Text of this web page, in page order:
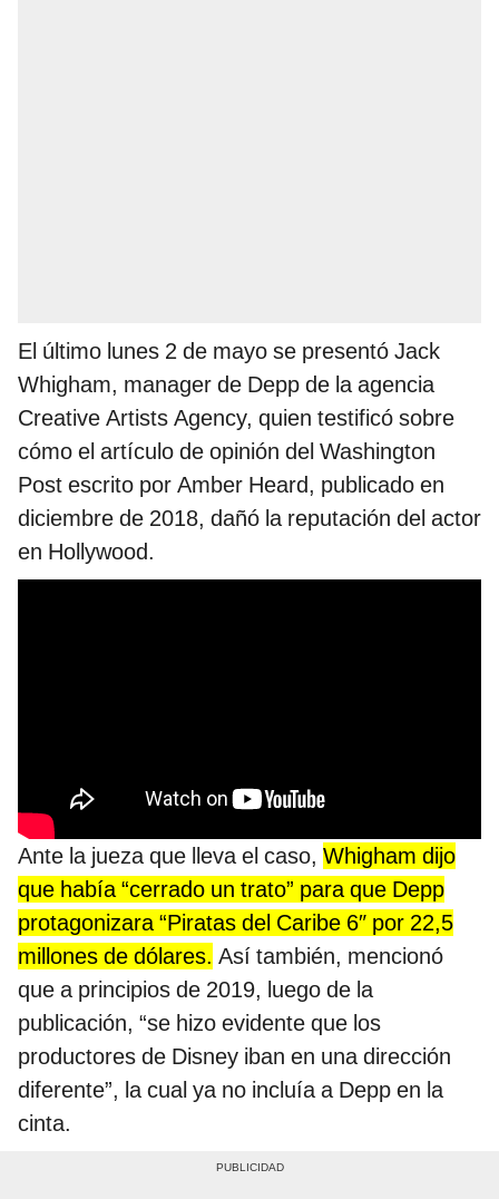
El último lunes 2 de mayo se presentó Jack
Whigham, manager de Depp de la agencia
Creative Artists Agency, quien testificó sobre
cómo el artículo de opinión del Washington
Post escrito por Amber Heard, publicado en
diciembre de 2018, dañó la reputación del actor
en Hollywood.
Ante la jueza que lleva el caso, Whigham dijo
que había “cerrado un trato” para que Depp
protagonizara “Piratas del Caribe 6″ por 22,5
millones de dólares. Así también, mencionó
que a principios de 2019, luego de la
publicación, “se hizo evidente que los
productores de Disney iban en una dirección
diferente”, la cual ya no incluía a Depp en la
cinta.